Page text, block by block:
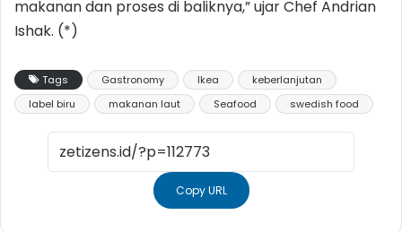
makanan dan proses di baliknya,” ujar Chef Andrian
Ishak. (*)
Tags Gastronomy Ikea
keberlanjutan
label biru
makanan laut Seafood swedish food
Copy URL